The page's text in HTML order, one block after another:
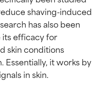
shaving-induced
has also been
efficacy for
skin conditions
Essentially, it works by
in skin.